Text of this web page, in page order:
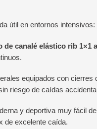
útil en entornos intensivos:
de canalé elástico rib 1×1
equipados con
riesgo de caídas
y deportiva muy fácil
de excelente caída.